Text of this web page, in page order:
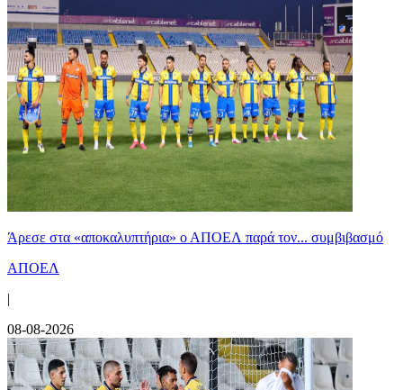
Άρεσε στα «αποκαλυπτήρια» ο ΑΠΟΕΛ παρά τον... συμβιβασμό
ΑΠΟΕΛ
|
08-08-2026